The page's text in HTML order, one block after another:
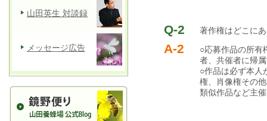
Q-2 著作権はどこに
A-2
○応募作品の所有
者、共催者に帰
○作品は必ず本人
権、肖像権その
類似作品など主
山田英生 対談録
メッセージ広告